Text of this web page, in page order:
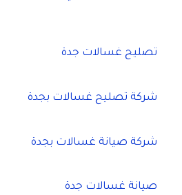
تصليح غسالات جدة
شركة تصليح غسالات بجدة
شركة صيانة غسالات بجدة
صيانة غسالات جدة